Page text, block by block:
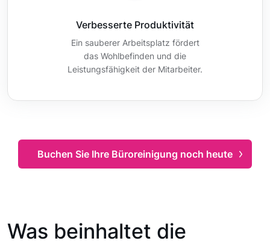
Verbesserte Produktivität
Ein sauberer Arbeitsplatz fördert
das Wohlbefinden und die
Leistungsfähigkeit der Mitarbeiter.
Buchen Sie Ihre Büroreinigung noch heute
Was beinhaltet die